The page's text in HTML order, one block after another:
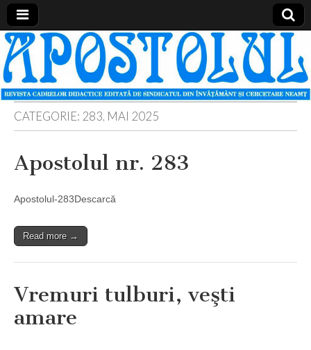
Apostolul
Revista
cadrelor
didactice
din
judetul
Neamt
CATEGORIE: 283, MAI 2025
Apostolul nr. 283
Apostolul-283Descarcă
Read more →
Vremuri tulburi, veşti
amare